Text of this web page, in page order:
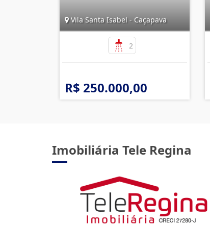
Vila Santa Isabel - Caçapava
2
R$ 250.000,00
Imobiliária Tele Regina